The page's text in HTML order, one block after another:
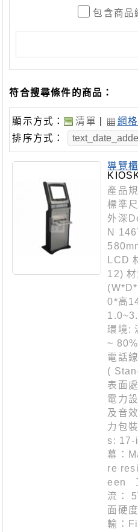
包含商品
符合搜尋條件的商品：
顯示方式： 清單
網格
排序方式：
導覽櫃
產品
標準
外深
N
LCD
12)
0*高
環境:
~
電話
(
表面
電力
及音
力包
s: 17-
幕：
re
een
流：
面硬
輸：